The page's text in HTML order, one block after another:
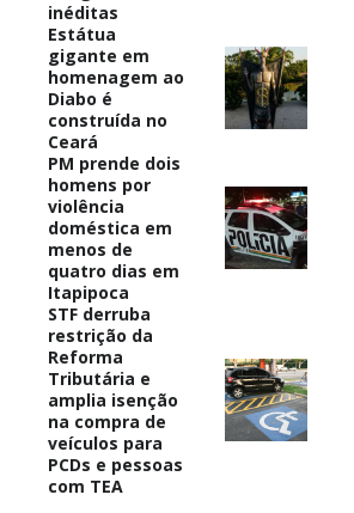
inéditas
Estátua
gigante em
homenagem ao
Diabo é
construída no
Ceará
PM prende dois
homens por
violência
doméstica em
menos de
quatro dias em
Itapipoca
STF derruba
restrição da
Reforma
Tributária e
amplia isenção
na compra de
veículos para
PCDs e pessoas
com TEA